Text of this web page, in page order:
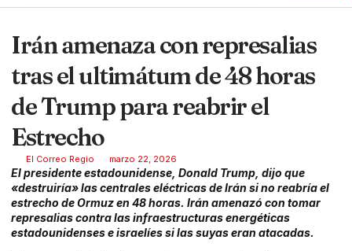
Irán amenaza con represalias
tras el ultimátum de 48 horas
de Trump para reabrir el
Estrecho
El Correo Regio marzo 22, 2026
El presidente estadounidense, Donald Trump, dijo que
«destruiría» las centrales eléctricas de Irán si no reabría el
estrecho de Ormuz en 48 horas. Irán amenazó con tomar
represalias contra las infraestructuras energéticas
estadounidenses e israelíes si las suyas eran atacadas.